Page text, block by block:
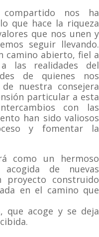
nos ha
que hace la riqueza
que nos unen y
seguir llevando.
camino abierto, fiel a
las realidades del
de quienes nos
nuestra consejera
particular a esta
con las
han sido valiosos
y fomentar la
como un hermoso
de nuevas
proyecto construido
en el camino que
que acoge y se deja